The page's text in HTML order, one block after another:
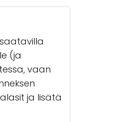
(ja
vaan
ja lisätä